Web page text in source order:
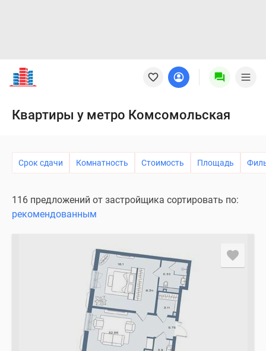
Новостройки
Квартиры
Новостройки
Москвы
Подмосковья
Новостройки
Москвы
Готовые
новостройки
Квартиры у метро Комсомольская
Срок сдачи Комнатность Стоимость Площадь
116 предложений от застройщика сортировать по:
рекомендованным